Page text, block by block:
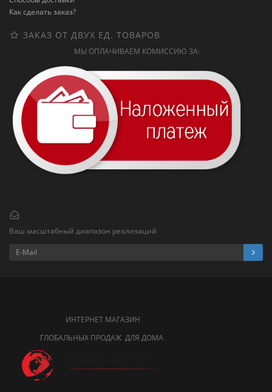
Как сделать заказ?
ЗАКАЗ ОТ ДВУХ ЕД. ТОВАРОВ
МЫ ОПЛАЧИВАЕМ КОМИССИЮ ЗА:
Ваш масштабный диапазон реализаций
ИНТЕРНЕТ МАГАЗИН
ГЛОБАЛЬНЫХ ПРОДАЖ ДЛЯ ДОМА